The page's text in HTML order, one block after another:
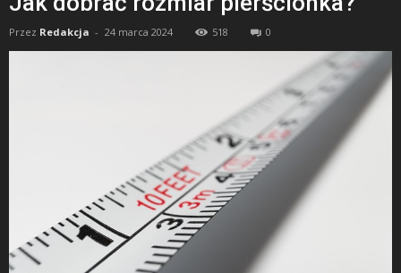
Przez Redakcja - 24 marca 2024 518 0